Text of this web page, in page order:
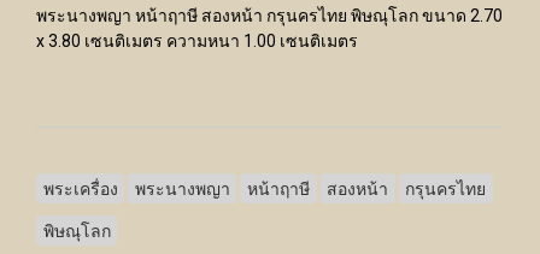
พระนางพญา หน้าฤาษี สองหน้า กรุนครไทย พิษณุโลก ขนาด 2.70
x 3.80 เซนติเมตร ความหนา 1.00 เซนติเมตร
พระเครื่อง พระนางพญา หน้าฤาษี สองหน้า กรุนครไทย
พิษณุโลก